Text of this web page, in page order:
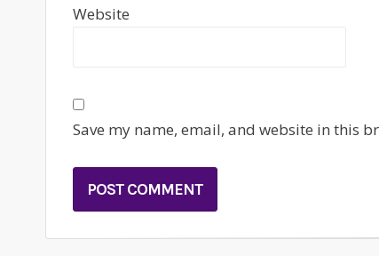
Website
Save my name, email, and website in this